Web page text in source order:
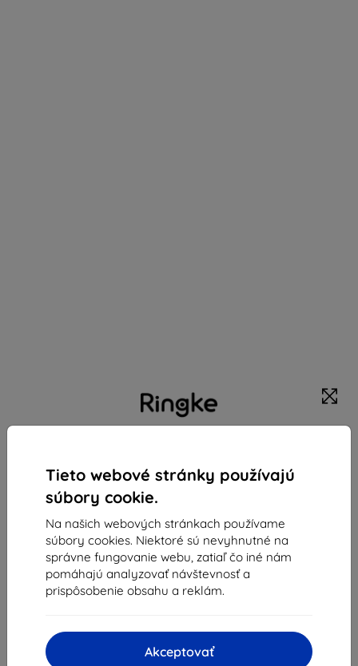
Tieto webové stránky používajú
súbory cookie.
Na našich webových stránkach používame
súbory cookies. Niektoré sú nevyhnutné na
správne fungovanie webu, zatiaľ čo iné nám
pomáhajú analyzovať návštevnosť a
prispôsobenie obsahu a reklám.
Akceptovať
Vhodné pre: Google Pixel 9a
2x priehľadné tvrdené sklo 9H, oleofóbna vrstva,
jednoduchá montáž a široká kompatibilita s puzdrami.
Maximálna ochrana proti poškriabaniu.
Popis a špecifikácia
16,90 €
15,22 €
Cena bez DPH